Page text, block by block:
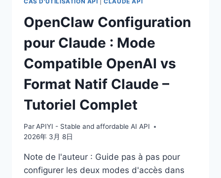
DE
CONFIGURATION
DU
FORMAT
NATIF
OpenClaw Configuration
pour Claude : Mode
Compatible OpenAI vs
Format Natif Claude –
Tutoriel Complet
ParAPIYI - Stable and affordable AI API
2026年 3月 8日
Note de l'auteur : Guide pas à pas pour
configurer les deux modes d'accès dans